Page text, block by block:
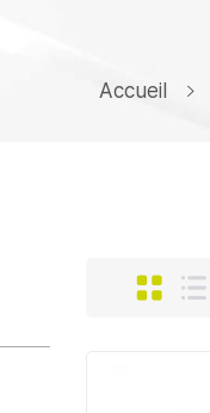
Accueil
Grille